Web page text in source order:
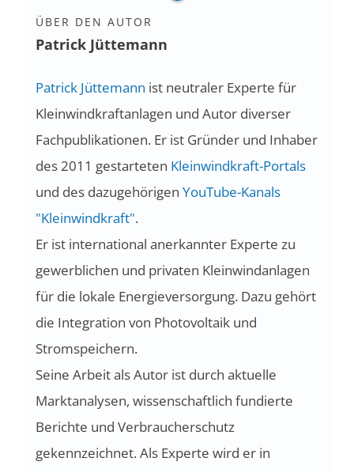
ÜBER DEN AUTOR
Patrick Jüttemann
Patrick Jüttemann ist neutraler Experte für
Kleinwindkraftanlagen und Autor diverser
Fachpublikationen. Er ist Gründer und Inhaber
des 2011 gestarteten Kleinwindkraft-Portals
und des dazugehörigen YouTube-Kanals
"Kleinwindkraft".
Er ist international anerkannter Experte zu
gewerblichen und privaten Kleinwindanlagen
für die lokale Energieversorgung. Dazu gehört
die Integration von Photovoltaik und
Stromspeichern.
Seine Arbeit als Autor ist durch aktuelle
Marktanalysen, wissenschaftlich fundierte
Berichte und Verbraucherschutz
gekennzeichnet. Als Experte wird er in